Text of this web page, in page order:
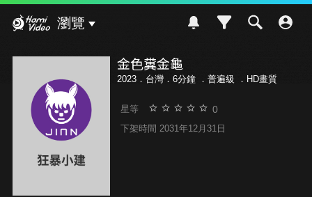
瀏覽
金色糞金龜
2023．台灣．6分鐘 ． 普遍級 ．HD畫質
星等 0
下架時間 2031年12月31日